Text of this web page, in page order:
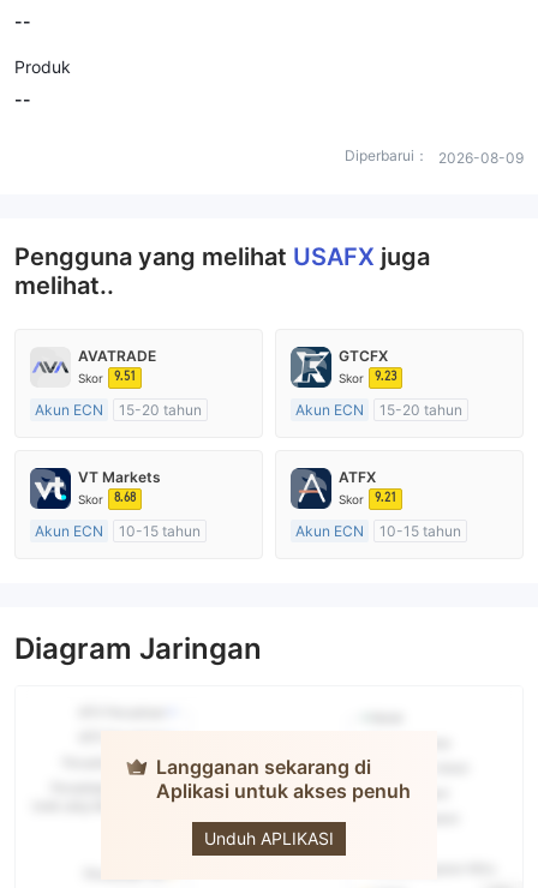
--
Produk
--
Diperbarui： 2026-08-09
Pengguna yang melihat USAFX juga
melihat..
AVATRADE
Skor 9.51
Akun ECN
15-20 tahun
Market Maker (MM)
Lisensi Penuh MT4
GTCFX
Skor 9.23
Akun ECN
15-20 tahun
Market Maker (MM)
Lisensi Penuh MT4
VT Markets
Skor 8.68
Akun ECN
10-15 tahun
ATFX
Skor 9.21
Akun ECN
10-15 tahun
Diagram Jaringan
Langganan sekarang di
Aplikasi untuk akses penuh
Unduh APLIKASI
USAFX